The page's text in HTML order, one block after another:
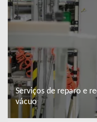
Serviços de reparo e
vácuo